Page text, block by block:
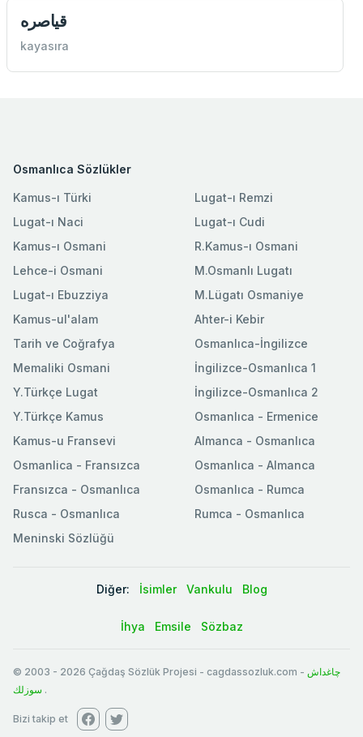
قياصره
kayasıra
Osmanlıca Sözlükler
Kamus-ı Türki
Lugat-ı Naci
Kamus-ı Osmani
Lehce-i Osmani
Lugat-ı Ebuzziya
Lugat-ı Remzi
Lugat-ı Cudi
R.Kamus-ı Osmani
M.Osmanlı Lugatı
M.Lügatı Osmaniye
Kamus-ul'alam
Tarih ve Coğrafya
Memaliki Osmani
Y.Türkçe Lugat
Y.Türkçe Kamus
Ahter-i Kebir
Osmanlıca-İngilizce
İngilizce-Osmanlıca 1
İngilizce-Osmanlıca 2
Osmanlıca - Ermenice
Kamus-u Fransevi
Osmanlica - Fransızca
Fransızca - Osmanlıca
Rusca - Osmanlıca
Meninski Sözlüğü
Almanca - Osmanlıca
Osmanlıca - Almanca
Osmanlıca - Rumca
Rumca - Osmanlıca
Diğer: İsimler Vankulu Blog
İhya Emsile Sözbaz
© 2003 - 2026 Çağdaş Sözlük Projesi - cagdassozluk.com - چاغداش
سوزلك .
Bizi takip et